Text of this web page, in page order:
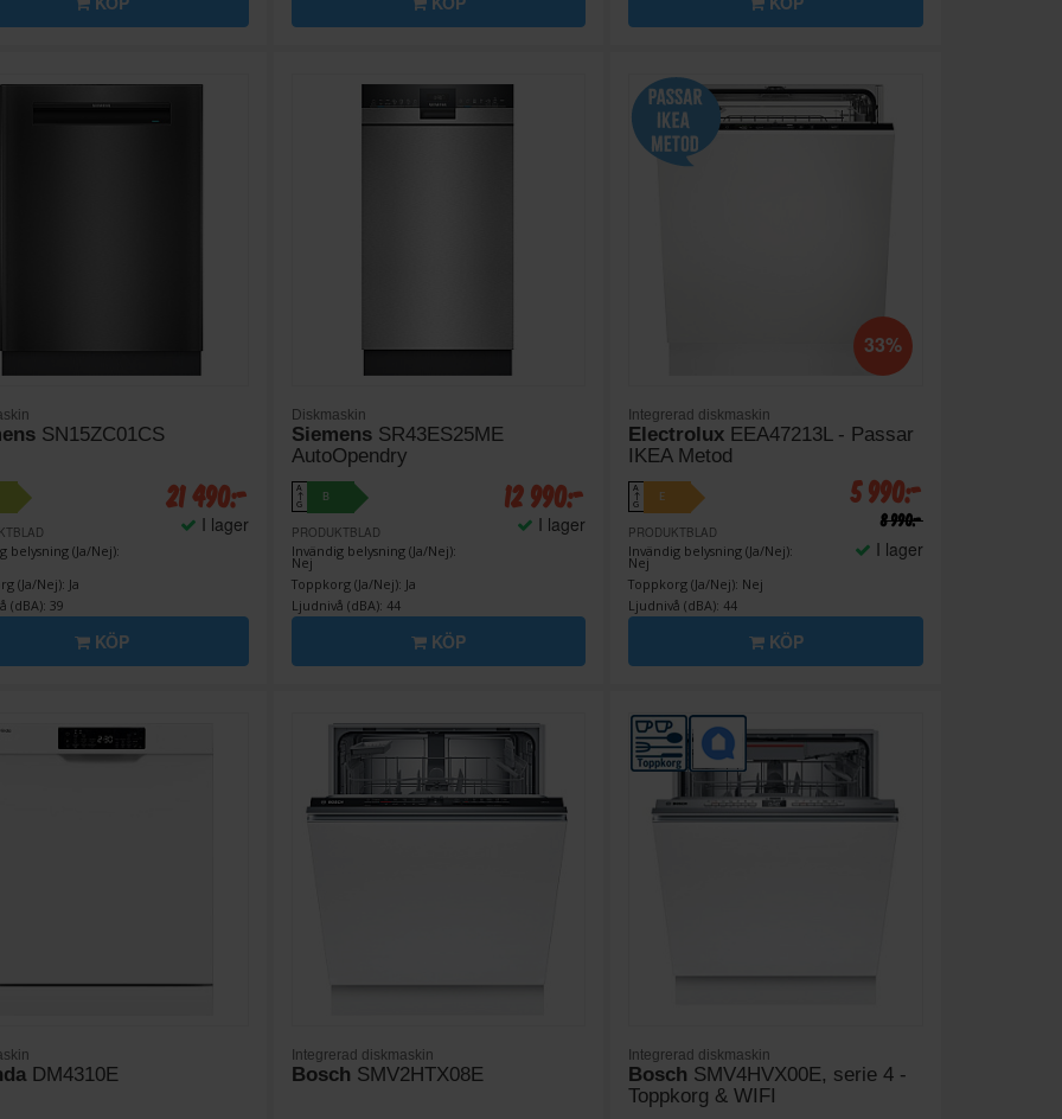
SN15ZC01CS
belysning (Ja/Nej):
(Ja/Nej): Ja
(dBA): 39
21 490:-
I lager
KÖP
Diskmaskin
SiemensSR43ES25ME
AutoOpendry
A
↑
G
B
PRODUKTBLAD
Invändig belysning (Ja/Nej):
Nej
Toppkorg (Ja/Nej): Ja
Ljudnivå (dBA): 44
12 990:-
I lager
KÖP
33%
Integrerad diskmaskin
Electrolux EEA47213L - Passar
IKEA Metod
A
↑
G
E
PRODUKTBLAD
Invändig belysning (Ja/Nej):
Nej
Toppkorg (Ja/Nej): Nej
Ljudnivå (dBA): 44
5 990:-
8 990:-
I lager
KÖP
DM4310E
Integrerad diskmaskin
Bosch SMV2HTX08E
Integrerad diskmaskin
Bosch SMV4HVX00E, serie 4 -
Toppkorg & WIFI